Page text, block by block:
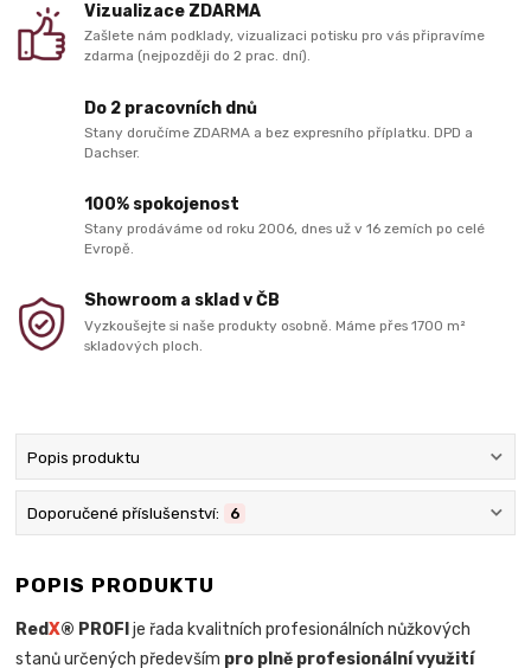
Vizualizace ZDARMA
Zašlete nám podklady, vizualizaci potisku pro vás připravíme
zdarma (nejpozději do 2 prac. dní).
Do 2 pracovních dnů
Stany doručíme ZDARMA a bez expresního příplatku. DPD a
Dachser.
100% spokojenost
Stany prodáváme od roku 2006, dnes už v 16 zemích po celé
Evropě.
Showroom a sklad v ČB
Vyzkoušejte si naše produkty osobně. Máme přes 1700 m²
skladových ploch.
Popis produktu
Doporučené příslušenství: 6
POPIS PRODUKTU
RedX® PROFI je řada kvalitních profesionálních nůžkových
stanů určených především pro plně profesionální využití